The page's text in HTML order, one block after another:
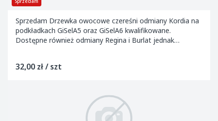
Sprzedam Drzewka owocowe czereśni odmiany Kordia na
podkładkach GiSelA5 oraz GiSelA6 kwalifikowane.
Dostępne również odmiany Regina i Burlat jednak
32,00 zł / szt